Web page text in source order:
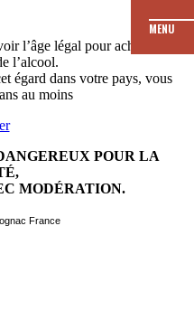
l’âge légal pour acheter et
l’alcool.
égard dans votre pays, vous
au moins
POUR LA
MODÉRATION.
France
MENU